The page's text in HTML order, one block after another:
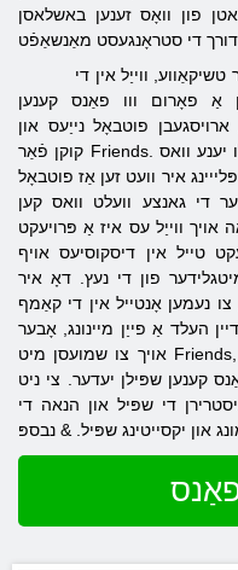
פון וואָס זענען באשלאסן
ווייַל אין די
פאָרום ווו פאַנס קענען
פוטבאָל נייַעס און
קוקן פֿאַר Friends. שפּיל די שפּיל אָנליין פאַנס ווי עס, אַפֿילו יענע וואס
איר וועט זען אַז פוטבאָל
גאנצע וועלט וואס קען
ווייַל עס איז אַ פּרויעקט
טייל אין דיסקוסיעס אויף
פון די נעץ. דאָ איר
צו נעמען אָנטייל אין די קאַמף
העלד אַ פייַן מיינונג, אָבער
אויך צו שמועסן מיט Friends, אַדזשאַסטינג זיי פּריוואַט אַרטיקלען און
קענען שפּילן יעדער. צי ניט
די שפּיל און הנאה די